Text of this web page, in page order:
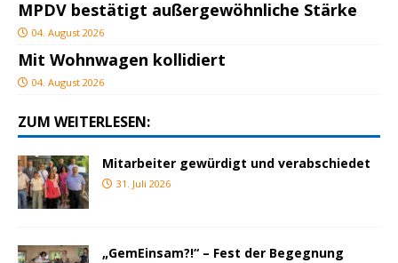
MPDV bestätigt außergewöhnliche Stärke
04. August 2026
Mit Wohnwagen kollidiert
04. August 2026
ZUM WEITERLESEN:
Mitarbeiter gewürdigt und verabschiedet
31. Juli 2026
„GemEinsam?!“ – Fest der Begegnung